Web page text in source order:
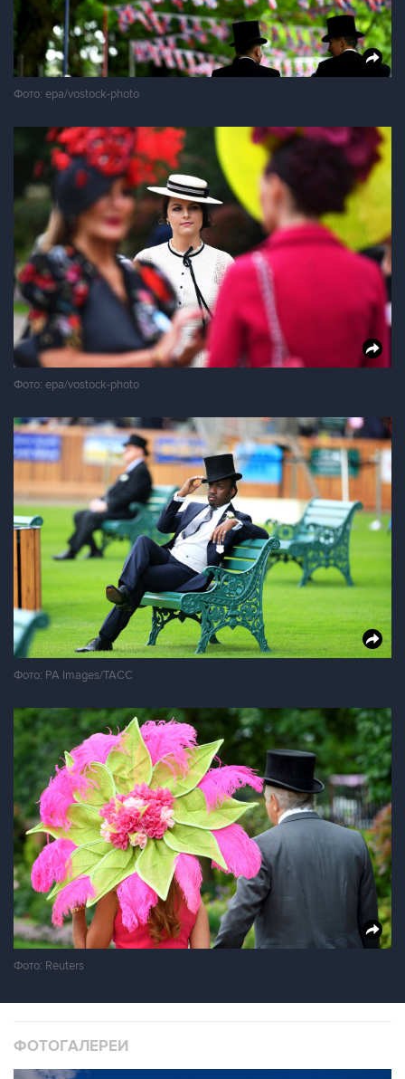
Фото: epa/vostock-photo
Фото: epa/vostock-photo
Фото: PA Images/ТАСС
Фото: Reuters
ФОТОГАЛЕРЕИ